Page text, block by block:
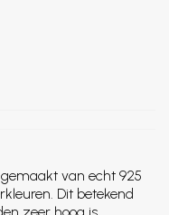
van echt 925
Dit betekend